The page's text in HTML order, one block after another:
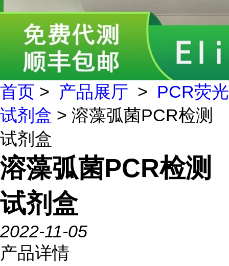
首页 > 产品展厅 > PCR荧光
试剂盒 > 溶藻弧菌PCR检测
试剂盒
溶藻弧菌PCR检测
试剂盒
2022-11-05
产品详情